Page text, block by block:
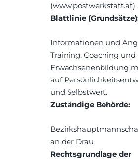
(www.postwerkstatt.at).
Blattlinie
Informationen und
Training, Coaching und
Erwachsenenbildung
auf
und Selbstwert.
Zuständige Behörde:
an der Drau
Rechtsgrundlage der